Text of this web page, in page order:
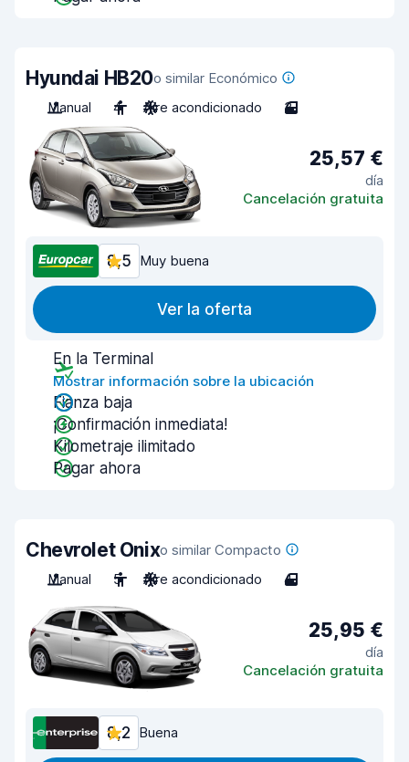
Hyundai HB20o similar Económico
Manual
4 Aire acondicionado 3
25,57 €
día
Cancelación gratuita
8,5 Muy buena
Ver la oferta
En la Terminal
Mostrar información sobre la ubicación
Fianza baja
¡Confirmación inmediata!
Kilometraje ilimitado
Pagar ahora
Chevrolet Onixo similar Compacto
Manual
5 Aire acondicionado 4
25,95 €
día
Cancelación gratuita
8,2 Buena